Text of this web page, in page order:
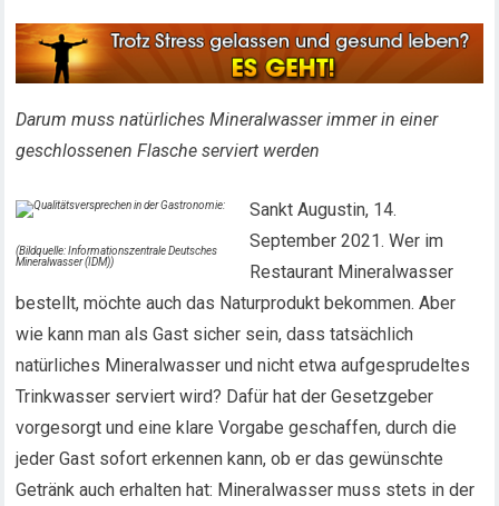
Darum muss natürliches Mineralwasser immer in einer
geschlossenen Flasche serviert werden
(Bildquelle: Informationszentrale Deutsches
Mineralwasser (IDM))
Sankt Augustin, 14.
September 2021. Wer im
Restaurant Mineralwasser
bestellt, möchte auch das Naturprodukt bekommen. Aber
wie kann man als Gast sicher sein, dass tatsächlich
natürliches Mineralwasser und nicht etwa aufgesprudeltes
Trinkwasser serviert wird? Dafür hat der Gesetzgeber
vorgesorgt und eine klare Vorgabe geschaffen, durch die
jeder Gast sofort erkennen kann, ob er das gewünschte
Getränk auch erhalten hat: Mineralwasser muss stets in der